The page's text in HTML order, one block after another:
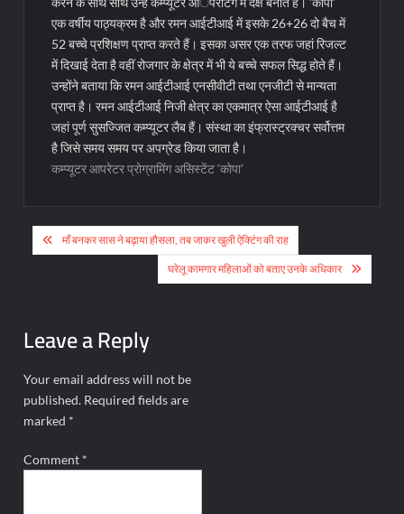
एक वर्षीय पाठ्यक्रम है और रमन आईटीआई में इसके 26+26 दो बैच में
52 बच्चे प्रशिक्षण प्राप्त करते हैं। इसका असर एक तरफ जहां रिजल्ट
में दिखाई देता है वहीं रोजगार के क्षेत्र में भी ये बच्चे सफल सिद्ध होते हैं।
उन्होंने बताया कि रमन आईटीआई एनसीवीटी तथा एनजीटी से मान्यता
प्राप्त है। रमन आईटीआई निजी क्षेत्र का एकमात्र ऐसा आईटीआई है
जहां पूर्ण सुसज्जित कम्प्यूटर लैब हैं। संस्था का इंफ्रास्ट्रक्चर सर्वोत्तम
है जिसे समय समय पर अपग्रेड किया जाता है।
कम्प्यूटर आपरेटर प्रोग्रामिंग असिस्टेंट ‘कोपा’
Post
navigation
माँ बनकर सास ने बढ़ाया हौसला, तब जाकर खुली ऐक्टिंग की राह
घरेलू कामगार महिलाओं को बताए उनके अधिकार
Leave a Reply
Your email address will not be
published. Required fields are
marked *
Comment *